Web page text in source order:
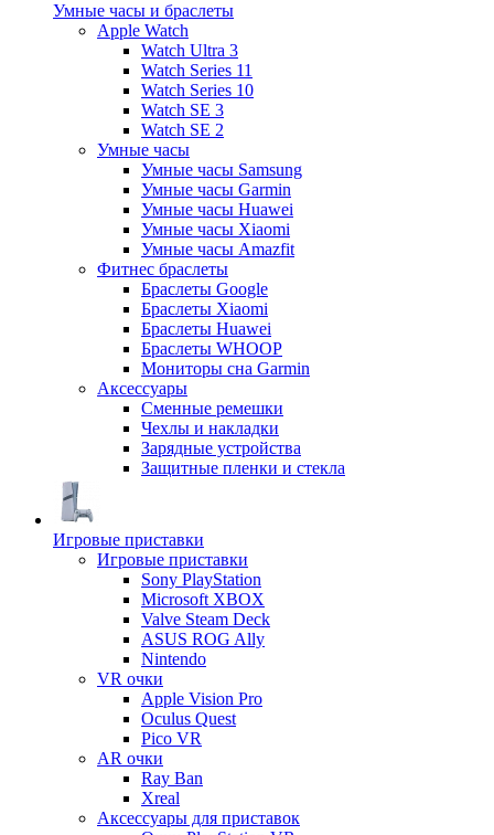
Умные часы и браслеты
Apple Watch
Watch Ultra 3
Watch Series 11
Watch Series 10
Watch SE 3
Watch SE 2
Умные часы
Умные часы Samsung
Умные часы Garmin
Умные часы Huawei
Умные часы Xiaomi
Умные часы Amazfit
Фитнес браслеты
Браслеты Google
Браслеты Xiaomi
Браслеты Huawei
Браслеты WHOOP
Мониторы сна Garmin
Аксессуары
Сменные ремешки
Чехлы и накладки
Зарядные устройства
Защитные пленки и стекла
Игровые приставки
Игровые приставки
Sony PlayStation
Microsoft XBOX
Valve Steam Deck
ASUS ROG Ally
Nintendo
VR очки
Apple Vision Pro
Oculus Quest
Pico VR
AR очки
Ray Ban
Xreal
Аксессуары для приставок